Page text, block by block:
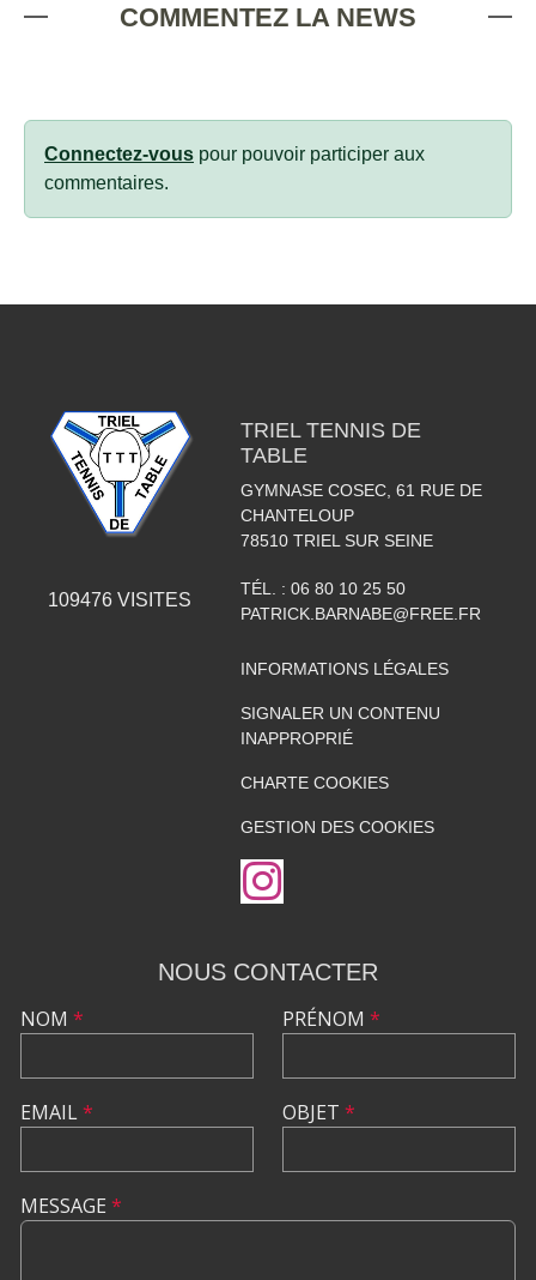
COMMENTEZ LA NEWS
Connectez-vous pour pouvoir participer aux
commentaires.
109476 VISITES
TRIEL TENNIS DE
TABLE
GYMNASE COSEC, 61 RUE DE
CHANTELOUP
78510 TRIEL SUR SEINE
TÉL. : 06 80 10 25 50
PATRICK.BARNABE@FREE.FR
INFORMATIONS LÉGALES
SIGNALER UN CONTENU
INAPPROPRIÉ
CHARTE COOKIES
GESTION DES COOKIES
NOUS CONTACTER
NOM *
EMAIL*
PRÉNOM *
OBJET *
MESSAGE *